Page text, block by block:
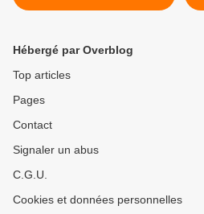
Hébergé par Overblog
Top articles
Pages
Contact
Signaler un abus
C.G.U.
Cookies et données personnelles